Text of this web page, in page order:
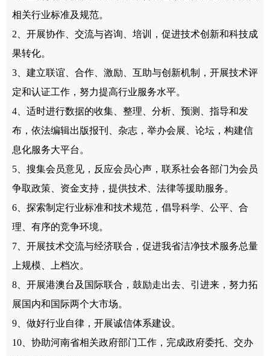
相关行业标准及规范。
2、开展协作、交流与咨询、培训，促进技术创新和科技成
果转化。
3、建立联谊、合作、激励、互助与创新机制，开展技术评
定和认证工作，努力提高行业服务水平。
4、适时进行数据的收集、整理、分析、预测、指导和发
布，依法编辑出版报刊、杂志，举办会展、论坛，构建信
息化服务大平台。
5、搜集会员意见，反应会员心声，联系社会各部门为会员
争取政策、资金支持，提供技术、法律等援助服务。
6、探索制定行业标准和技术规范，倡导科学、公平、合
理、有序的竞争环境。
7、开展技术交流与经济联合，促进我省洁净技术服务总量
上规模、上档次。
8、开展港澳台及国际联合，鼓励走出去、引进来，努力拓
展国内和国际两个大市场。
9、做好行业自律，开展诚信体系建设。
10、协助河南省相关政府部门工作，完成政府委托、交办